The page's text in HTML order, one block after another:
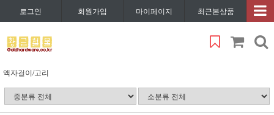
로그인 회원가입 마이페이지 최근본상품
액자걸이/고리